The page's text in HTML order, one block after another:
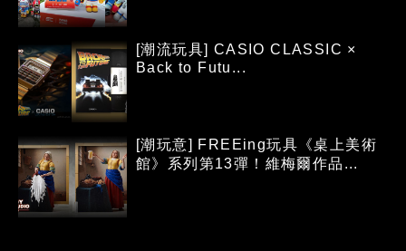
[潮流玩具] CASIO CLASSIC ×
Back to Futu...
[潮玩意] FREEing玩具《桌上美術
館》系列第13彈！維梅爾作品...